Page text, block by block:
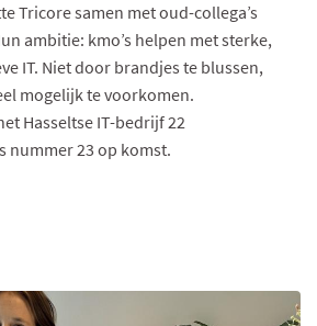
Tricore samen met oud-collega’s
ambitie: kmo’s helpen met sterke,
IT. Niet door brandjes te blussen,
mogelijk te voorkomen.
Hasseltse IT-bedrijf 22
nummer 23 op komst.